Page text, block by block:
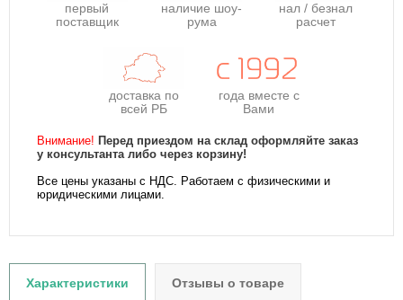
первый
поставщик
наличие шоу-
рума
нал / безнал
расчет
доставка по
всей РБ
года вместе с
Вами
Внимание! Перед приездом на склад оформляйте заказ
у консультанта либо через корзину!
Все цены указаны с НДС. Работаем с физическими и
юридическими лицами.
Характеристики Отзывы о товаре